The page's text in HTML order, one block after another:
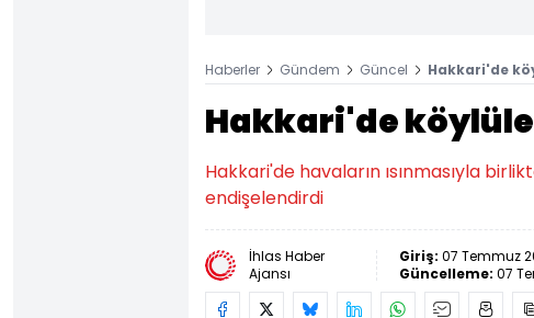
Haberler Gündem Güncel Hakkari'de
Hakkari'de
Hakkari'de havaların ısınmasıyla
endişelendirdi
İhlas Haber
Ajansı
Giriş: 07 Temmuz
Güncelleme: 07